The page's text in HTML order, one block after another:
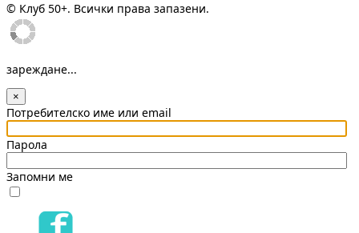
© Клуб 50+. Всички права запазени.
зареждане...
×
Потребителско име или email
Парола
Запомни ме